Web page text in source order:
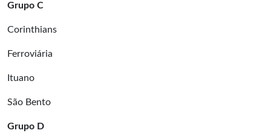
Grupo C
Corinthians
Ferroviária
Ituano
São Bento
Grupo D